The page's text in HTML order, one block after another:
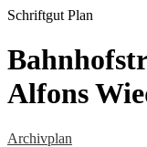
Schriftgut Plan
Alfons
Archivplan